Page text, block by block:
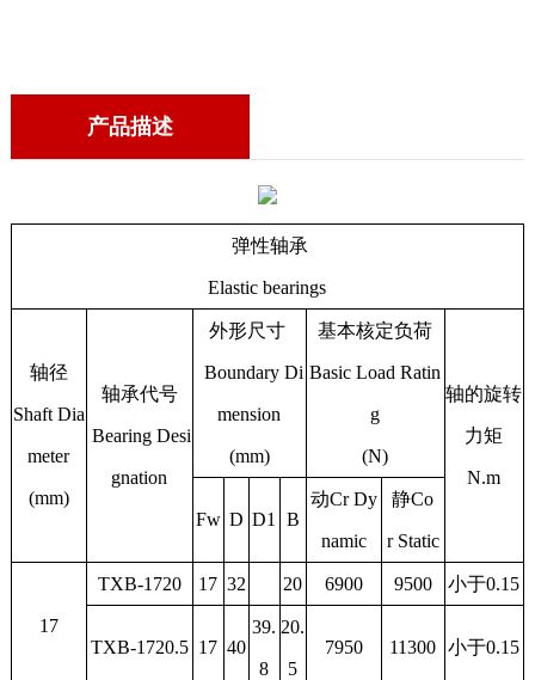
产品描述
弹性轴承
Elastic bearings
轴径
Shaft Dia
meter
(mm)
轴承代号
Bearing Desi
gnation
外形尺寸
Boundary Di
mension
(mm)
基本核定负荷
Basic Load Ratin
g
(N)
轴的旋转
力矩
N.m
Fw D D1 B
动Cr Dy
namic
静Co
r Static
17
TXB-1720 17 32 20 6900 9500 小于0.15
TXB-1720.5 17 40
39.
8
20.
5
7950 11300 小于0.15